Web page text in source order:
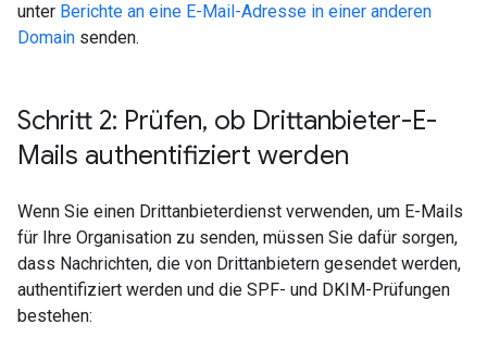
unter Berichte an eine E-Mail-Adresse in einer anderen
Domain senden.
Schritt 2: Prüfen, ob Drittanbieter-E-
Mails authentifiziert werden
Wenn Sie einen Drittanbieterdienst verwenden, um E-Mails
für Ihre Organisation zu senden, müssen Sie dafür sorgen,
dass Nachrichten, die von Drittanbietern gesendet werden,
authentifiziert werden und die SPF- und DKIM-Prüfungen
bestehen: